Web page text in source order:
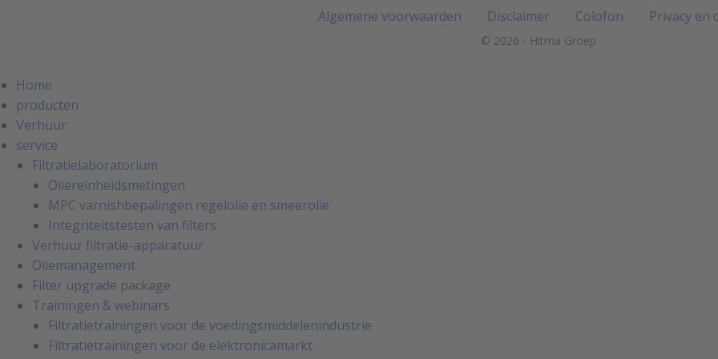
Algemene voorwaarden Disclaimer Colofon Privacy en
© 2026 - Hitma Groep
Home
producten
Verhuur
service
Filtratielaboratorium
Oliereinheidsmetingen
MPC varnishbepalingen regelolie en smeerolie
Integriteitstesten van filters
Verhuur filtratie-apparatuur
Oliemanagement
Filter upgrade package
Trainingen & webinars
Filtratietrainingen voor de voedingsmiddelenindustrie
Filtratietrainingen voor de elektronicamarkt